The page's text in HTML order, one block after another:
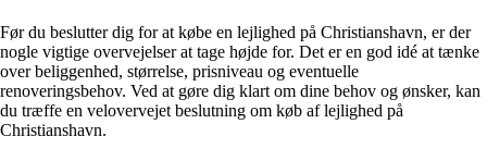
Før du beslutter dig for at købe en lejlighed på Christianshavn, er der
nogle vigtige overvejelser at tage højde for. Det er en god idé at tænke
over beliggenhed, størrelse, prisniveau og eventuelle
renoveringsbehov. Ved at gøre dig klart om dine behov og ønsker, kan
du træffe en velovervejet beslutning om køb af lejlighed på
Christianshavn.